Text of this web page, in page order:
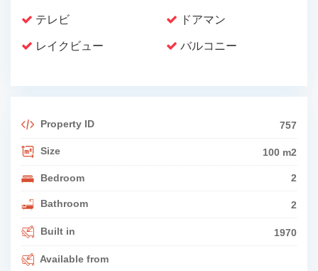
テレビ ドアマン
レイクビュー バルコニー
Property ID 757
Size 100 m2
Bedroom 2
Bathroom 2
Built in 1970
Available from